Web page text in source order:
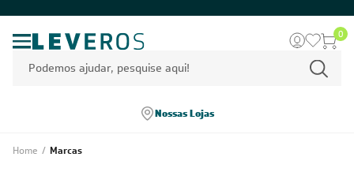
0
Nossas Lojas
Home / Marcas